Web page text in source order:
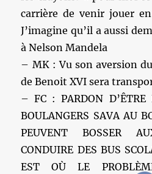
carrière de venir jouer
J’imagine qu’il a aussi
à Nelson Mandela
– MK : Vu son aversion
de Benoit XVI sera
– FC : PARDON D’ÊTRE
BOULANGERS SAVA AU
PEUVENT BOSSER
CONDUIRE DES BUS
EST OÙ LE